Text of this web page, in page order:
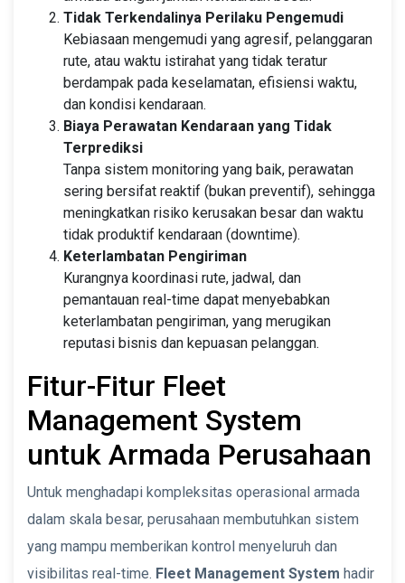
Tidak Terkendalinya Perilaku Pengemudi
Kebiasaan mengemudi yang agresif, pelanggaran
rute, atau waktu istirahat yang tidak teratur
berdampak pada keselamatan, efisiensi waktu,
dan kondisi kendaraan.
Biaya Perawatan Kendaraan yang Tidak
Terprediksi
Tanpa sistem monitoring yang baik, perawatan
sering bersifat reaktif (bukan preventif), sehingga
meningkatkan risiko kerusakan besar dan waktu
tidak produktif kendaraan (downtime).
Keterlambatan Pengiriman
Kurangnya koordinasi rute, jadwal, dan
pemantauan real-time dapat menyebabkan
keterlambatan pengiriman, yang merugikan
reputasi bisnis dan kepuasan pelanggan.
Fitur-Fitur Fleet
Management System
untuk Armada Perusahaan
Untuk menghadapi kompleksitas operasional armada
dalam skala besar, perusahaan membutuhkan sistem
yang mampu memberikan kontrol menyeluruh dan
visibilitas real-time. Fleet Management System hadir